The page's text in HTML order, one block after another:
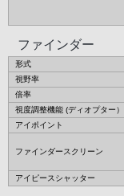
ファインダー
形式
視野率
倍率
視度調整機能 (ディオプター）
アイポイント
ファインダースクリーン
アイピースシャッター